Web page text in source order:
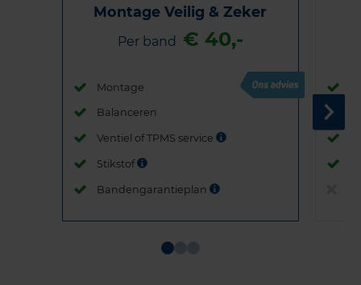
Montage Veilig & Zeker
Per band € 40,-
Montage
Balanceren
Ventiel of TPMS service
Stikstof
Bandengarantieplan